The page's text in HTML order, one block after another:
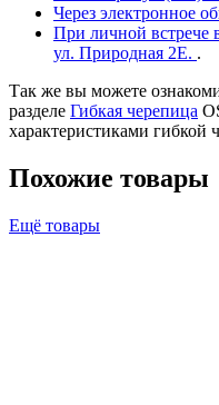
Через электронное
При личной встрече
ул. Природная 2Е. .
Так же вы можете
разделе Гибкая черепица
характеристиками гибкой
Похожие товары
Ещё товары